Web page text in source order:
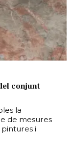
conjunt
la
de mesures
i